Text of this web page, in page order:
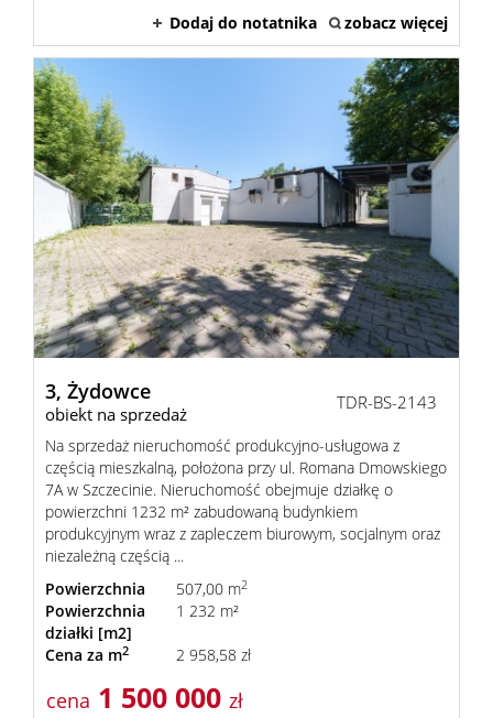
Dodaj do notatnika zobacz więcej
3, Żydowce
obiekt na sprzedaż
TDR-BS-2143
Na sprzedaż nieruchomość produkcyjno-usługowa z
częścią mieszkalną, położona przy ul. Romana Dmowskiego
7A w Szczecinie. Nieruchomość obejmuje działkę o
powierzchni 1232 m² zabudowaną budynkiem
produkcyjnym wraz z zapleczem biurowym, socjalnym oraz
niezależną częścią ...
Powierzchnia
507,00 m2
Powierzchnia
działki [m2]
1 232 m²
Cena za m2 2 958,58 zł
cena 1 500 000 zł